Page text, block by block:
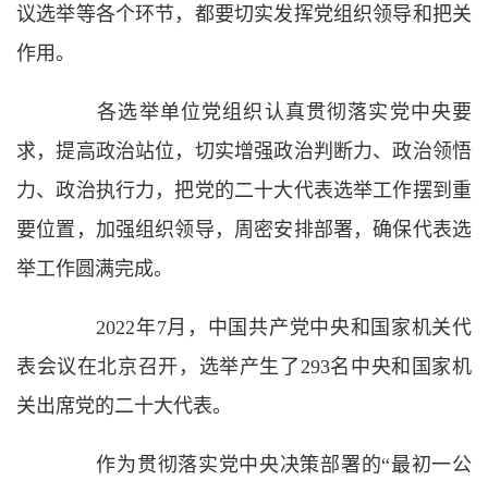
议选举等各个环节，都要切实发挥党组织领导和把关
作用。
各选举单位党组织认真贯彻落实党中央要
求，提高政治站位，切实增强政治判断力、政治领悟
力、政治执行力，把党的二十大代表选举工作摆到重
要位置，加强组织领导，周密安排部署，确保代表选
举工作圆满完成。
2022年7月，中国共产党中央和国家机关代
表会议在北京召开，选举产生了293名中央和国家机
关出席党的二十大代表。
作为贯彻落实党中央决策部署的“最初一公